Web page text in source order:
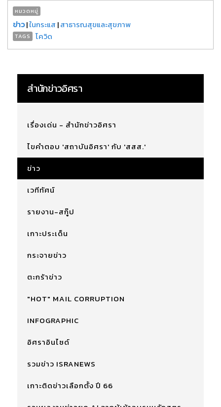
หมวดหมู่
ข่าว|ในกระแส |สาธารณสุขและสุขภาพ
TAGS โควิด
สำนักข่าวอิศรา
เรื่องเด่น - สำนักข่าวอิศรา
ไขคำตอบ 'สถาบันอิศรา' กับ 'สสส.'
ข่าว
เวทีทัศน์
รายงาน-สกู๊ป
เกาะประเด็น
กระจายข่าว
ตะกร้าข่าว
"HOT" MAIL CORRUPTION
INFOGRAPHIC
อิศราอินไซด์
รวมข่าว ISRANEWS
เกาะติดข่าวเลือกตั้ง ปี 66